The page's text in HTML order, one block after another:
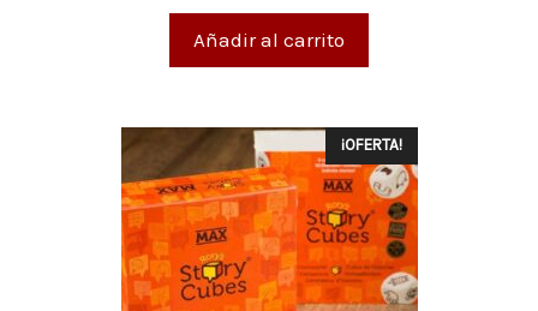
Añadir al carrito
¡OFERTA!